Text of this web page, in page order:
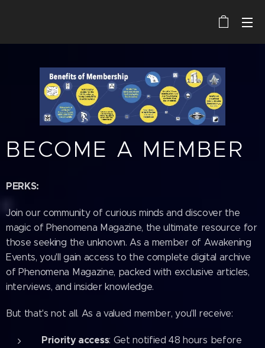
BECOME A MEMBER
PERKS:
Join our community of curious minds and discover the
magic of Phenomena Magazine, the ultimate resource for
those seeking the unknown. As a member of Awakening
Events, you'll gain access to the complete digital archive
of Phenomena Magazine, packed with exclusive articles,
interviews, and insider knowledge.
But that's not all. As a valued member, you'll receive:
Priority access: Get notified 48 hours before